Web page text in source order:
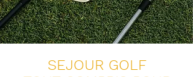
SEJOUR GOLF